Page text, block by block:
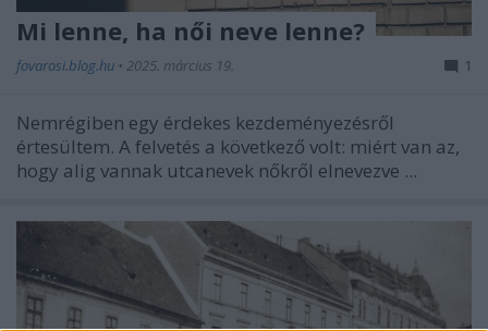
Mi lenne, ha női neve lenne?
fovarosi.blog.hu • 2025. március 19. 1
Nemrégiben egy érdekes kezdeményezésről
értesültem. A felvetés a következő volt: miért van az,
hogy alig vannak utcanevek nőkről elnevezve ...